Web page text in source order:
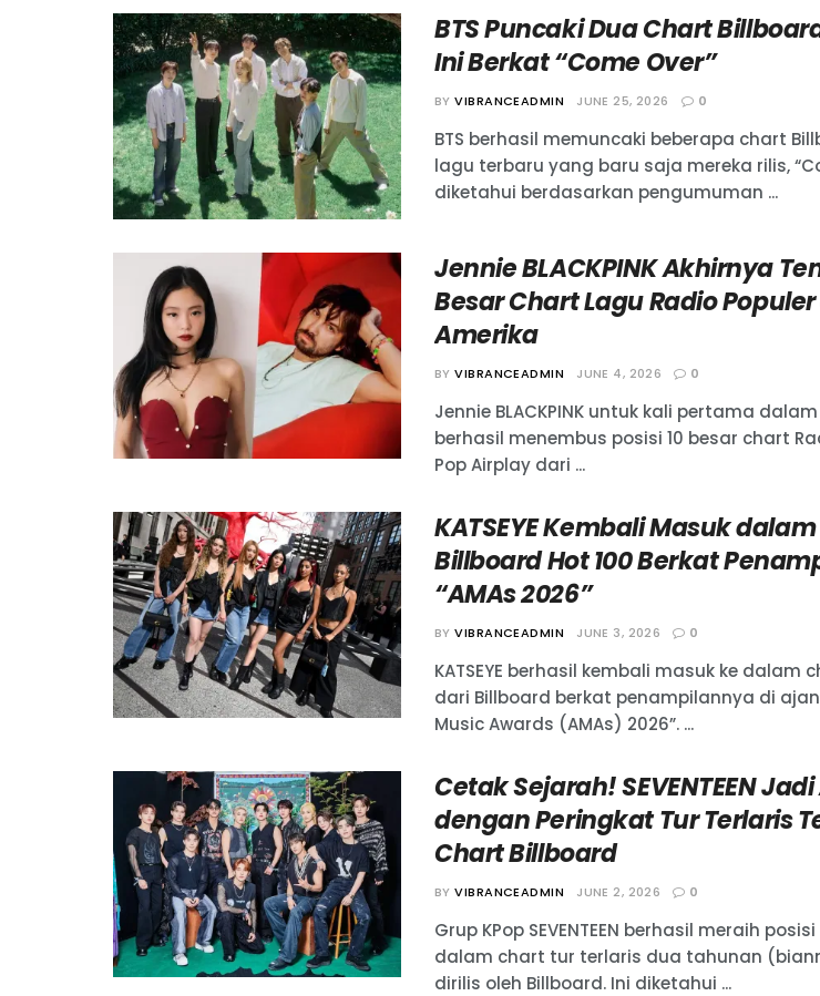
BTS Puncaki Dua Chart
Ini Berkat “Come Over”
BY VIBRANCEADMIN JUNE 25, 2026 0
BTS berhasil memuncaki beberapa chart
lagu terbaru yang baru saja mereka rilis,
diketahui berdasarkan pengumuman ...
Jennie BLACKPINK Akhirnya
Besar Chart Lagu Radio
Amerika
BY VIBRANCEADMIN JUNE 4, 2026 0
Jennie BLACKPINK untuk kali pertama
berhasil menembus posisi 10 besar chart
Pop Airplay dari ...
KATSEYE Kembali Masuk
Billboard Hot 100 Berkat
“AMAs 2026”
BY VIBRANCEADMIN JUNE 3, 2026 0
KATSEYE berhasil kembali masuk ke dalam
dari Billboard berkat penampilannya di
Music Awards (AMAs) 2026”. ...
Cetak Sejarah! SEVENTEEN
dengan Peringkat Tur Terlaris
Chart Billboard
BY VIBRANCEADMIN JUNE 2, 2026 0
Grup KPop SEVENTEEN berhasil meraih
dalam chart tur terlaris dua tahunan
dirilis oleh Billboard. Ini diketahui ...